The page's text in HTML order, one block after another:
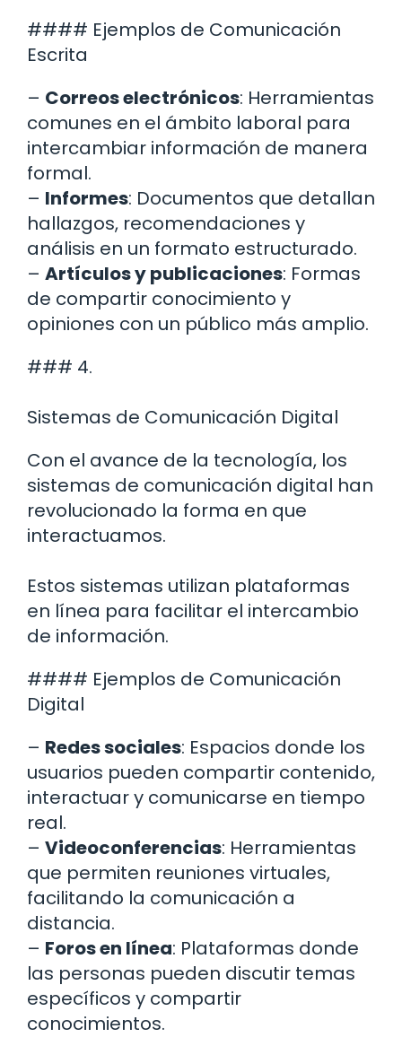
#### Ejemplos de Comunicación
Escrita
– Correos electrónicos: Herramientas
comunes en el ámbito laboral para
intercambiar información de manera
formal.
– Informes: Documentos que detallan
hallazgos, recomendaciones y
análisis en un formato estructurado.
– Artículos y publicaciones: Formas
de compartir conocimiento y
opiniones con un público más amplio.
### 4.
Sistemas de Comunicación Digital
Con el avance de la tecnología, los
sistemas de comunicación digital han
revolucionado la forma en que
interactuamos.
Estos sistemas utilizan plataformas
en línea para facilitar el intercambio
de información.
#### Ejemplos de Comunicación
Digital
– Redes sociales: Espacios donde los
usuarios pueden compartir contenido,
interactuar y comunicarse en tiempo
real.
– Videoconferencias: Herramientas
que permiten reuniones virtuales,
facilitando la comunicación a
distancia.
– Foros en línea: Plataformas donde
las personas pueden discutir temas
específicos y compartir
conocimientos.